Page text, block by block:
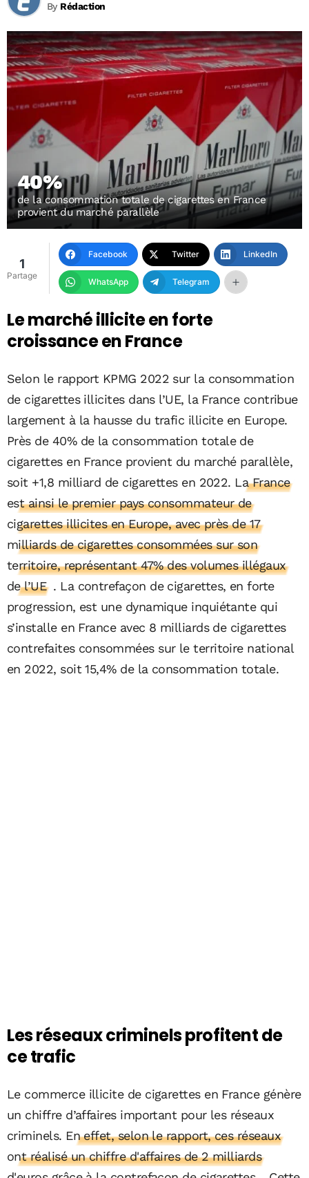
By Rédaction
40%
de la consommation totale de cigarettes en France
provient du marché parallèle
1
Partage
Facebook Twitter LinkedIn
WhatsApp Telegram
Le marché illicite en forte
croissance en France
Selon le rapport KPMG 2022 sur la consommation
de cigarettes illicites dans l’UE, la France contribue
largement à la hausse du trafic illicite en Europe.
Près de 40% de la consommation totale de
cigarettes en France provient du marché parallèle,
soit +1,8 milliard de cigarettes en 2022. La France
est ainsi le premier pays consommateur de
cigarettes illicites en Europe, avec près de 17
milliards de cigarettes consommées sur son
territoire, représentant 47% des volumes illégaux
de l’UE . La contrefaçon de cigarettes, en forte
progression, est une dynamique inquiétante qui
s’installe en France avec 8 milliards de cigarettes
contrefaites consommées sur le territoire national
en 2022, soit 15,4% de la consommation totale.
Les réseaux criminels profitent de
ce trafic
Le commerce illicite de cigarettes en France génère
un chiffre d’affaires important pour les réseaux
criminels. En effet, selon le rapport, ces réseaux
ont réalisé un chiffre d'affaires de 2 milliards